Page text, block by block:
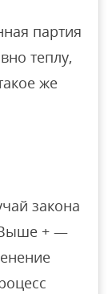
партия
теплу,
же
закона
Выше + —